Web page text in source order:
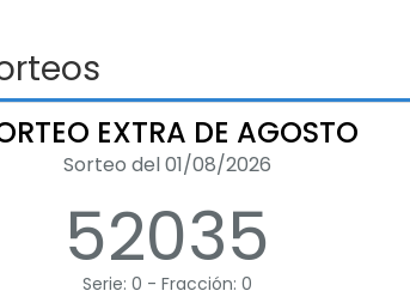
EXTRA DE AGOSTO
Sorteo del 01/08/2026
52035
Serie: 0 - Fracción: 0